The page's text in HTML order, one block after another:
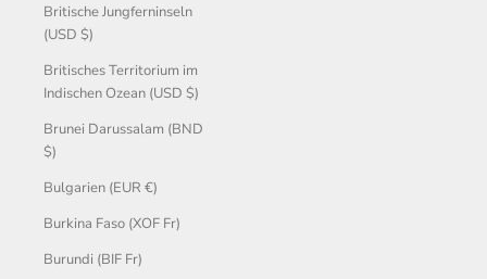
Britische Jungferninseln
(USD $)
Britisches Territorium im
Indischen Ozean (USD $)
Brunei Darussalam (BND
$)
Bulgarien (EUR €)
Burkina Faso (XOF Fr)
Burundi (BIF Fr)